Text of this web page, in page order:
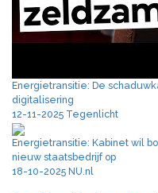
Energietransitie: De
digitalisering
12-11-2025 Tegenlicht
Energietransitie: Kabinet wil
nieuw staatsbedrijf op
18-10-2025 NU.nl